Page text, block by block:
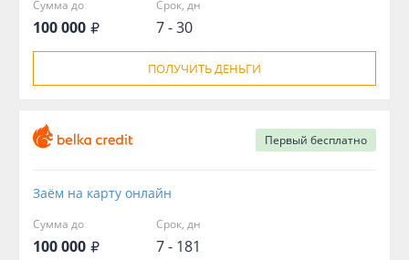
Сумма до
100 000
Срок, дн
7 - 30
ПОЛУЧИТЬ ДЕНЬГИ
Первый бесплатно
Заём на карту онлайн
Сумма до
100 000
Срок, дн
7 - 181